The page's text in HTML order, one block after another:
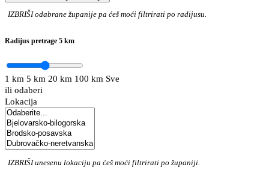
IZBRIŠIodabrane županije pa ćeš moći filtrirati po radijusu.
Radijus pretrage 5 km
1 km 5 km 20 km 100 km Sve
ili odaberi
Lokacija
IZBRIŠIunesenu lokaciju pa ćeš moći filtrirati po županiji.